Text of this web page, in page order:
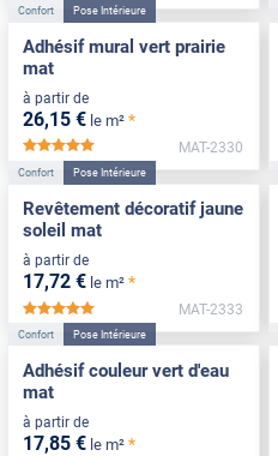
Confort Pose Intérieure
Adhésif mural vert prairie
mat
à partir de
26,15 € le m² *
*****
MAT-2330
Confort Pose Intérieure
Revêtement décoratif jaune
soleil mat
à partir de
17,72 € le m² *
*****
MAT-2333
Confort Pose Intérieure
Adhésif couleur vert d'eau
mat
à partir de
17,85 € le m² *